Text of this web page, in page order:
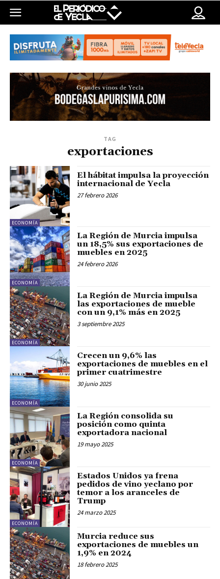
TAG
exportaciones
ECONOMÍA
El hábitat impulsa la proyección
internacional de Yecla
27 febrero 2026
ECONOMÍA
La Región de Murcia impulsa
un 18,5% sus exportaciones de
muebles en 2025
24 febrero 2026
ECONOMÍA
La Región de Murcia impulsa
las exportaciones de mueble
con un 9,1% más en 2025
3 septiembre 2025
ECONOMÍA
Crecen un 9,6% las
exportaciones de muebles en el
primer cuatrimestre
30 junio 2025
ECONOMÍA
La Región consolida su
posición como quinta
exportadora nacional
19 mayo 2025
ECONOMÍA
Estados Unidos ya frena
pedidos de vino yeclano por
temor a los aranceles de
Trump
24 marzo 2025
Murcia reduce sus
exportaciones de muebles un
1,9% en 2024
18 febrero 2025